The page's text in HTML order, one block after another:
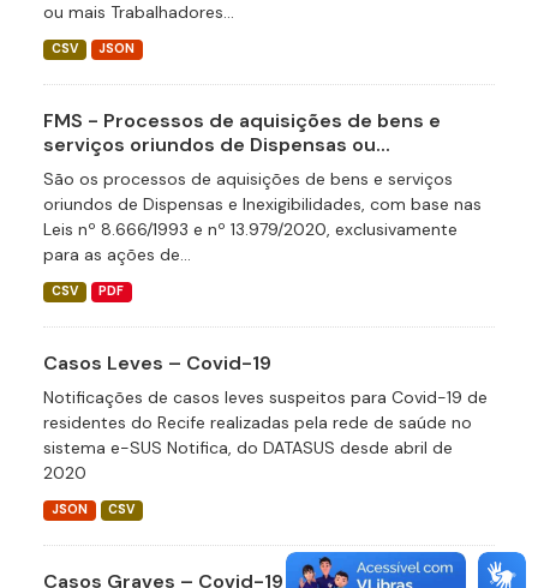
ou mais Trabalhadores...
CSV JSON
FMS - Processos de aquisições de bens e
serviços oriundos de Dispensas ou...
São os processos de aquisições de bens e serviços
oriundos de Dispensas e Inexigibilidades, com base nas
Leis nº 8.666/1993 e nº 13.979/2020, exclusivamente
para as ações de...
CSV PDF
Casos Leves – Covid-19
Notificações de casos leves suspeitos para Covid-19 de
residentes do Recife realizadas pela rede de saúde no
sistema e-SUS Notifica, do DATASUS desde abril de
2020
JSON CSV
Casos Graves – Covid-19